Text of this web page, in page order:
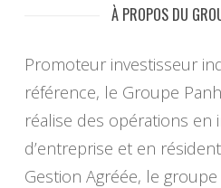
À PROPOS DU
Promoteur investisseur
référence, le Groupe
réalise des opérations en
d’entreprise et en
Gestion Agréée, le